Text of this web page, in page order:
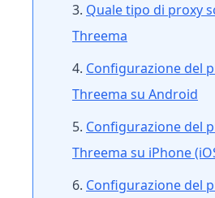
Quale tipo di proxy
Threema
Configurazione del
Threema su Android
Configurazione del
Threema su iPhone
Configurazione del